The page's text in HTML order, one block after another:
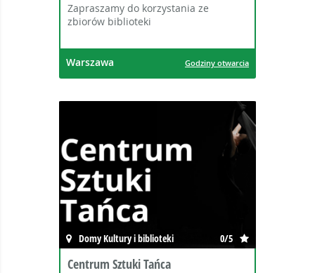
Zapraszamy do korzystania ze
zbiorów biblioteki
Warszawa Godziny otwarcia
Domy Kultury i biblioteki 0/5
Centrum Sztuki Tańca